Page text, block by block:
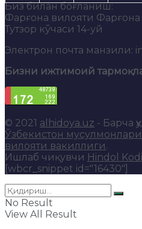
Биз билан боғланиш:
Фарғона вилояти
Тутзор кўчаси 14-уй
Электрон почта манзили:
Бизни ижтимоий
© 2021 alhidoya.uz - Барча
Ўзбекистон
вилояти вакиллиги.
Ишлаб чиқувчи Hindol
[wbcr_snippet id="16430"]
No Result
View All Result